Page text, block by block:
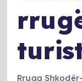
Rruga